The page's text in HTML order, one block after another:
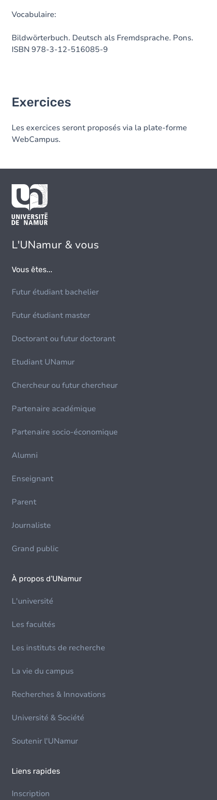
Vocabulaire:
Bildwörterbuch. Deutsch als Fremdsprache. Pons.
ISBN 978-3-12-516085-9
Exercices
Les exercices seront proposés via la plate-forme
WebCampus.
L'UNamur & vous
Vous êtes...
Futur étudiant bachelier
Futur étudiant master
Doctorant ou futur doctorant
Etudiant UNamur
Chercheur ou futur chercheur
Partenaire académique
Partenaire socio-économique
Alumni
Enseignant
Parent
Journaliste
Grand public
À propos d'UNamur
L'université
Les facultés
Les instituts de recherche
La vie du campus
Recherches & Innovations
Université & Société
Soutenir l'UNamur
Liens rapides
Inscription